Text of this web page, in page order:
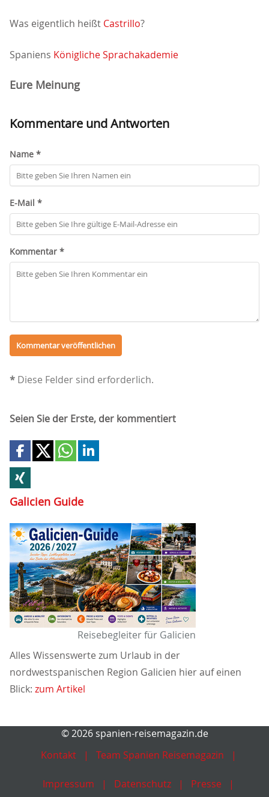
Was eigentlich heißt Castrillo?
Spaniens Königliche Sprachakademie
Eure Meinung
Kommentare und Antworten
Name *
E-Mail *
Kommentar *
* Diese Felder sind erforderlich.
Seien Sie der Erste, der kommentiert
Galicien Guide
Reisebegleiter für Galicien
Alles Wissenswerte zum Urlaub in der
nordwestspanischen Region Galicien hier auf einen
Blick: zum Artikel
© 2026 spanien-reisemagazin.de
Kontakt
Team Spanien Reisemagazin
Impressum Datenschutz Presse